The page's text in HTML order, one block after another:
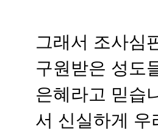
그래서 조사심
구원받은 성도
은혜라고 믿습
서 신실하게 우